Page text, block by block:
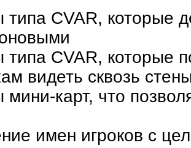
CVAR, которые
CVAR, которые
видеть сквозь
карт, что
имен игроков с